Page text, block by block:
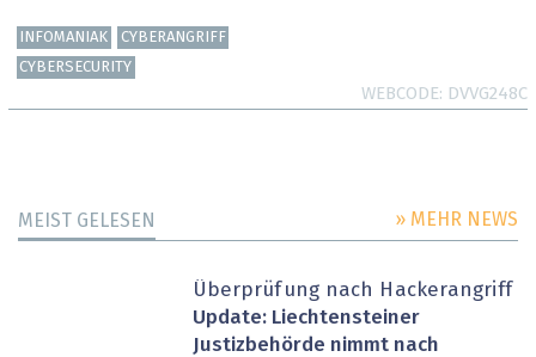
INFOMANIAK
CYBERANGRIFF
CYBERSECURITY
WEBCODE DVVG248C
MEIST GELESEN » MEHR NEWS
Überprüfung nach Hackerangriff
Update: Liechtensteiner
Justizbehörde nimmt nach